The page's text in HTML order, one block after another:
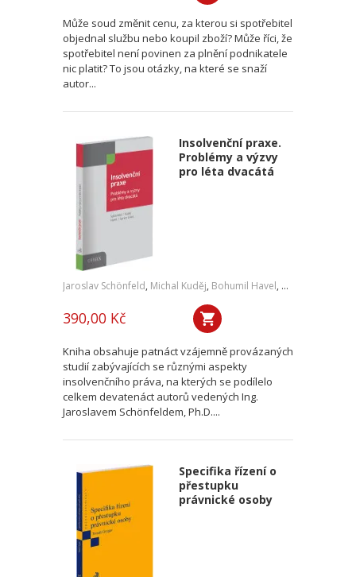
Může soud změnit cenu, za kterou si spotřebitel
objednal službu nebo koupil zboží? Může říci, že
spotřebitel není povinen za plnění podnikatele
nic platit? To jsou otázky, na které se snaží
autor...
Insolvenční praxe.
Problémy a výzvy
pro léta dvacátá
Jaroslav Schönfeld, Michal Kuděj, Bohumil Havel, Petr Sprinz
390,00 Kč
Kniha obsahuje patnáct vzájemně provázaných
studií zabývajících se různými aspekty
insolvenčního práva, na kterých se podílelo
celkem devatenáct autorů vedených Ing.
Jaroslavem Schönfeldem, Ph.D....
Specifika řízení o
přestupku
právnické osoby